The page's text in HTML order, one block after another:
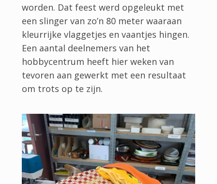
worden. Dat feest werd opgeleukt met
een slinger van zo’n 80 meter waaraan
kleurrijke vlaggetjes en vaantjes hingen.
Een aantal deelnemers van het
hobbycentrum heeft hier weken van
tevoren aan gewerkt met een resultaat
om trots op te zijn.